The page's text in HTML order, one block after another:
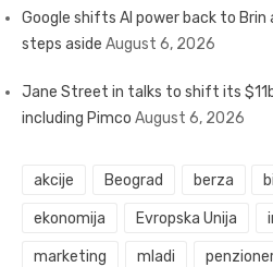
Google shifts AI power back to Brin
steps aside August 6, 2026
Jane Street in talks to shift its
including Pimco August 6, 2026
akcije Beograd berza
ekonomija Evropska Unija
marketing mladi